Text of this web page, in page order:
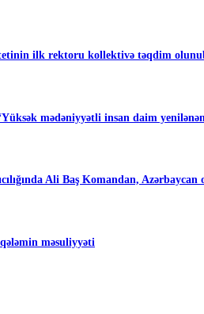
ilk rektoru kollektivə təqdim
mədəniyyətli insan daim
Ali Baş Komandan,
məsuliyyəti